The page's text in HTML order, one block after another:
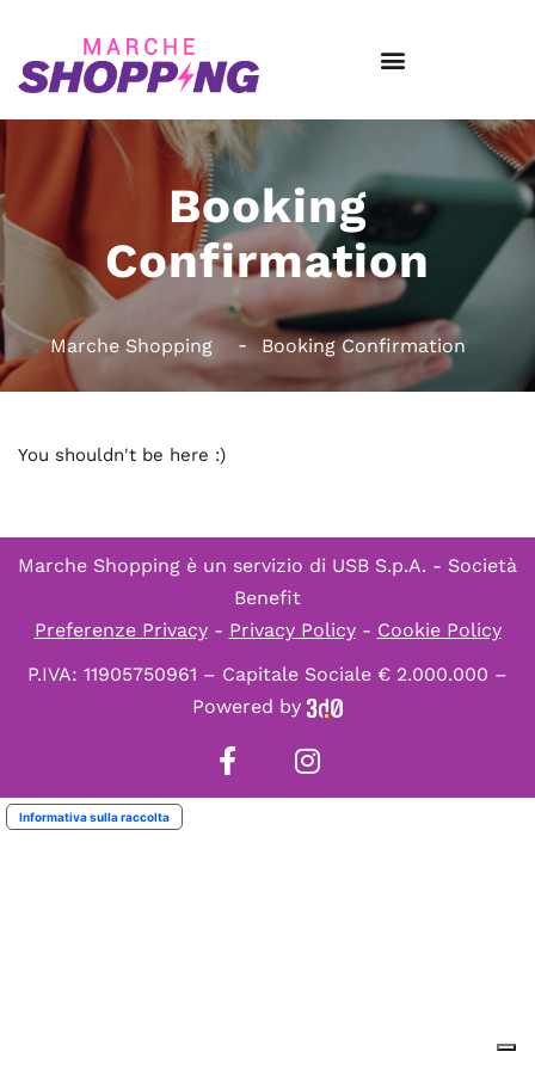
Booking
Confirmation
Marche Shopping Booking Confirmation
You shouldn't be here :)
Marche Shopping è un servizio di USB S.p.A. - Società
Benefit
Preferenze Privacy- Privacy Policy- Cookie Policy
P.IVA: 11905750961 – Capitale Sociale € 2.000.000 –
Powered by
Informativa sulla raccolta